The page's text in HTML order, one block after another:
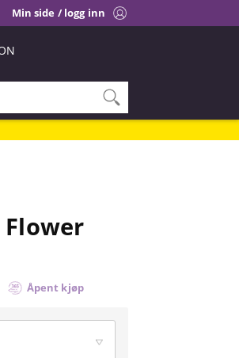
Min side / logg inn
Flower
Åpent kjøp